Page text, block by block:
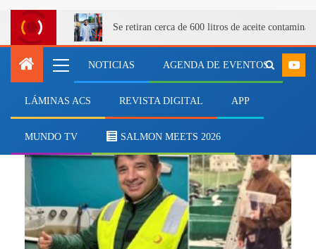
Se retiran cerca de 600 litros de aceite
NOTICIAS AGENDA DE EVENTOS
LÁMINAS ACS REVISTA DIGITAL APP
MUNDO TV SALMON MEETS 2026
alimentación